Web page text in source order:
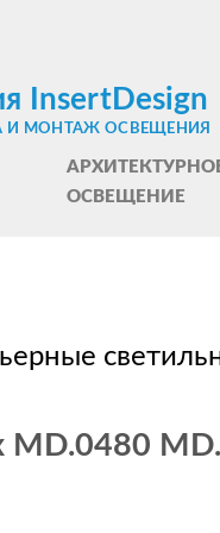
InsertDesign
И МОНТАЖ ОСВЕЩЕНИЯ
ОСВЕЩЕНИЕ